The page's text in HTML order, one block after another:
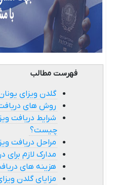
فهرست مطالب
گلدن ویزای
روش های
شرایط دریافت
چیست؟
مراحل دریافت
مدارک لازم برای
هزینه های
مزایای گلدن